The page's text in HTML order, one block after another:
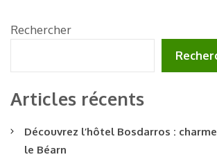
Rechercher
Articles récents
Découvrez l’hôtel Bosdarros :
le Béarn